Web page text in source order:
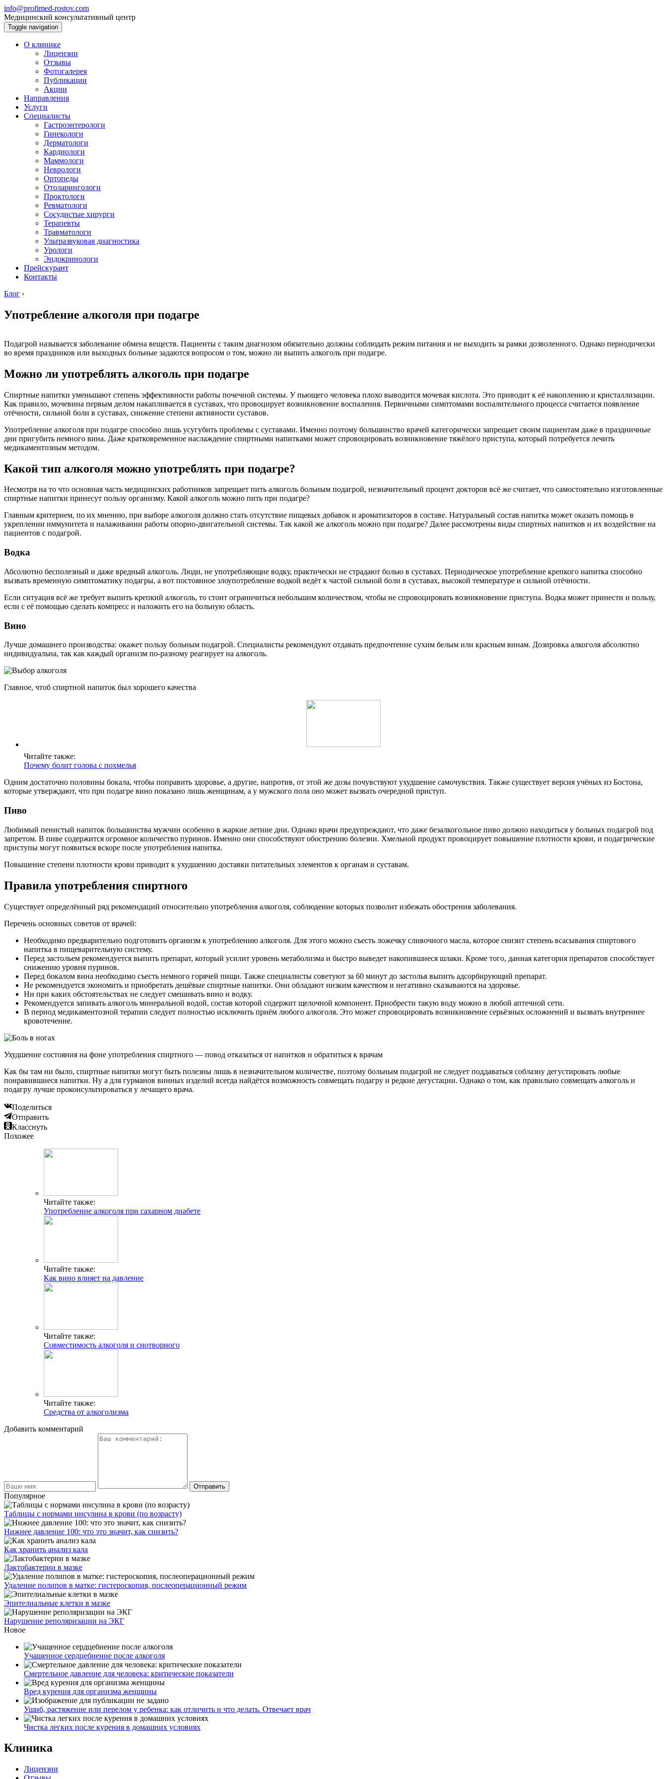
info@profimed-rostov.com
Медицинский консультативный центр
Toggle navigation
О клинике
Лицензии
Отзывы
Фотогалерея
Публикации
Акции
Направления
Услуги
Специалисты
Гастроэнтерологи
Гинекологи
Дерматологи
Кардиологи
Маммологи
Неврологи
Ортопеды
Отоларингологи
Проктологи
Ревматологи
Сосудистые хирурги
Терапевты
Травматологи
Ультразвуковая диагностика
Урологи
Эндокринологи
Прейскурант
Контакты
Блог ›
Употребление алкоголя при подагре
Подагрой называется заболевание обмена веществ. Пациенты с таким диагнозом обязательно должны соблюдать режим питания и не выходить за рамки дозволенного. Однако периодически
во время праздников или выходных больные задаются вопросом о том, можно ли выпить алкоголь при подагре.
Можно ли употреблять алкоголь при подагре
Спиртные напитки уменьшают степень эффективности работы почечной системы. У пьющего человека плохо выводится мочевая кислота. Это приводит к её накоплению и кристаллизации.
Как правило, мочевина первым делом накапливается в суставах, что провоцирует возникновение воспаления. Первичными симптомами воспалительного процесса считается появление
отёчности, сильной боли в суставах, снижение степени активности суставов.
Употребление алкоголя при подагре способно лишь усугубить проблемы с суставами. Именно поэтому большинство врачей категорически запрещает своим пациентам даже в праздничные
дни пригубить немного вина. Даже кратковременное наслаждение спиртными напитками может спровоцировать возникновение тяжёлого приступа, который потребуется лечить
медикаментозным методом.
Какой тип алкоголя можно употреблять при подагре?
Несмотря на то что основная часть медицинских работников запрещает пить алкоголь больным подагрой, незначительный процент докторов всё же считает, что самостоятельно изготовленные
спиртные напитки принесут пользу организму. Какой алкоголь можно пить при подагре?
Главным критерием, по их мнению, при выборе алкоголя должно стать отсутствие пищевых добавок и ароматизаторов в составе. Натуральный состав напитка может оказать помощь в
укреплении иммунитета и налаживании работы опорно-двигательной системы. Так какой же алкоголь можно при подагре? Далее рассмотрены виды спиртных напитков и их воздействие на
пациентов с подагрой.
Водка
Абсолютно бесполезный и даже вредный алкоголь. Люди, не употребляющие водку, практически не страдают болью в суставах. Периодическое употребление крепкого напитка способно
вызвать временную симптоматику подагры, а вот постоянное злоупотребление водкой ведёт к частой сильной боли в суставах, высокой температуре и сильной отёчности.
Если ситуация всё же требует выпить крепкий алкоголь, то стоит ограничиться небольшим количеством, чтобы не спровоцировать возникновение приступа. Водка может принести и пользу,
если с её помощью сделать компресс и наложить его на больную область.
Вино
Лучше домашнего производства: окажет пользу больным подагрой. Специалисты рекомендуют отдавать предпочтение сухим белым или красным винам. Дозировка алкоголя абсолютно
индивидуальна, так как каждый организм по-разному реагирует на алкоголь.
Главное, чтоб спиртной напиток был хорошего качества
Читайте также:
Почему болит голова с похмелья
Одним достаточно половины бокала, чтобы поправить здоровье, а другие, напротив, от этой же дозы почувствуют ухудшение самочувствия. Также существует версия учёных из Бостона,
которые утверждают, что при подагре вино показано лишь женщинам, а у мужского пола оно может вызвать очередной приступ.
Пиво
Любимый пенистый напиток большинства мужчин особенно в жаркие летние дни. Однако врачи предупреждают, что даже безалкогольное пиво должно находиться у больных подагрой под
запретом. В пиве содержится огромное количество пуринов. Именно они способствуют обострению болезни. Хмельной продукт провоцирует повышение плотности крови, и подагрические
приступы могут появиться вскоре после употребления напитка.
Повышение степени плотности крови приводит к ухудшению доставки питательных элементов к органам и суставам.
Правила употребления спиртного
Существует определённый ряд рекомендаций относительно употребления алкоголя, соблюдение которых позволит избежать обострения заболевания.
Перечень основных советов от врачей:
Необходимо предварительно подготовить организм к употреблению алкоголя. Для этого можно съесть ложечку сливочного масла, которое снизит степень всасывания спиртового
напитка в пищеварительную систему.
Перед застольем рекомендуется выпить препарат, который усилит уровень метаболизма и быстро выведет накопившиеся шлаки. Кроме того, данная категория препаратов способствует
снижению уровня пуринов.
Перед бокалом вина необходимо съесть немного горячей пищи. Также специалисты советуют за 60 минут до застолья выпить адсорбирующий препарат.
Не рекомендуется экономить и приобретать дешёвые спиртные напитки. Они обладают низким качеством и негативно сказываются на здоровье.
Ни при каких обстоятельствах не следует смешивать вино и водку.
Рекомендуется запивать алкоголь минеральной водой, состав которой содержит щелочной компонент. Приобрести такую воду можно в любой аптечной сети.
В период медикаментозной терапии следует полностью исключить приём любого алкоголя. Это может спровоцировать возникновение серьёзных осложнений и вызвать внутреннее
кровотечение.
Ухудшение состояния на фоне употребления спиртного — повод отказаться от напитков и обратиться к врачам
Как бы там ни было, спиртные напитки могут быть полезны лишь в незначительном количестве, поэтому больным подагрой не следует поддаваться соблазну дегустировать любые
понравившиеся напитки. Ну а для гурманов винных изделий всегда найдётся возможность совмещать подагру и редкие дегустации. Однако о том, как правильно совмещать алкоголь и
подагру лучше проконсультироваться у лечащего врача.
Поделиться
Отправить
Класснуть
Похожее
Читайте также:
Употребление алкоголя при сахарном диабете
Читайте также:
Как вино влияет на давление
Читайте также:
Совместимость алкоголя и снотворного
Читайте также:
Средства от алкоголизма
Добавить комментарий
Популярное
Таблицы с нормами инсулина в крови (по возрасту)
Нижнее давление 100: что это значит, как снизить?
Как хранить анализ кала
Лактобактерии в мазке
Удаление полипов в матке: гистероскопия, послеоперационный режим
Эпителиальные клетки в мазке
Нарушение реполяризации на ЭКГ
Новое
Учащенное сердцебиение после алкоголя
Смертельное давление для человека: критические показатели
Вред курения для организма женщины
Ушиб, растяжение или перелом у ребенка: как отличить и что делать. Отвечает врач
Чистка легких после курения в домашних условиях
Клиника
Лицензии